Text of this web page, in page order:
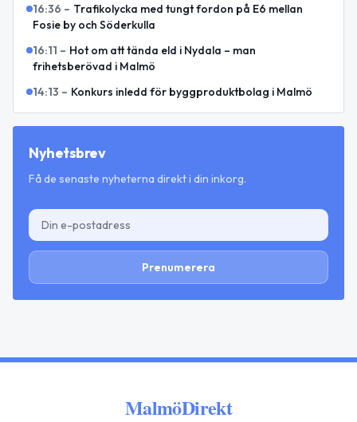
16:36 – Trafikolycka med tungt fordon på E6 mellan
Fosie by och Söderkulla
16:11 – Hot om att tända eld i Nydala – man
frihetsberövad i Malmö
14:13 – Konkurs inledd för byggproduktbolag i Malmö
Nyhetsbrev
Få de senaste nyheterna direkt i din inkorg.
Prenumerera
MalmöDirekt